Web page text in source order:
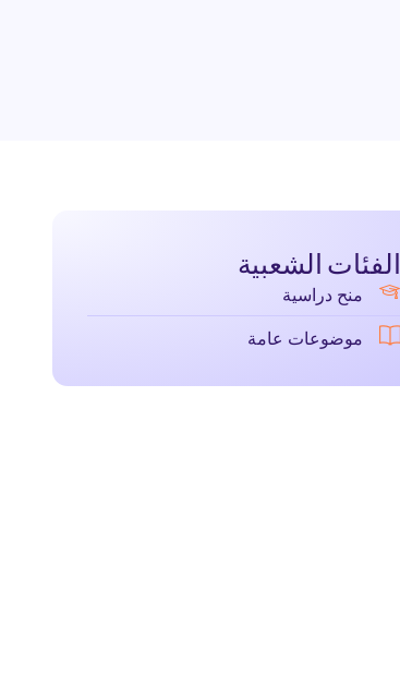
الفئات الشعبية
منح دراسية
موضوعات عامة